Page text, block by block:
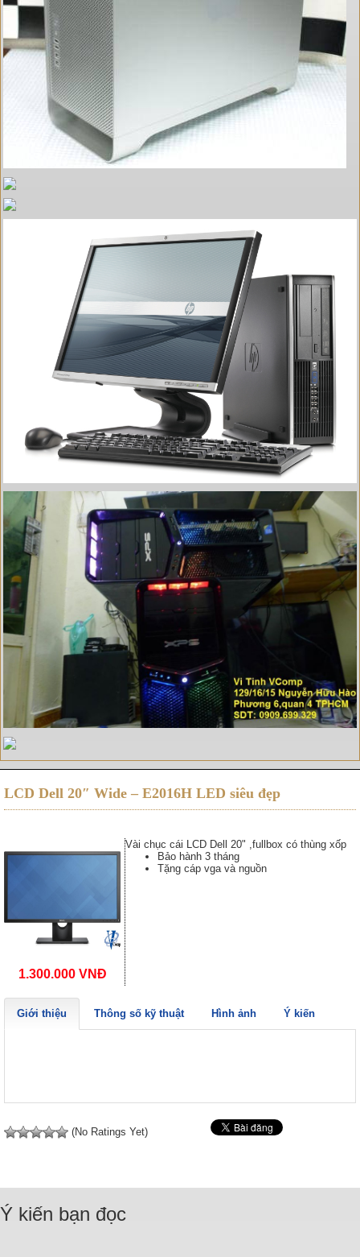
LCD Dell 20″ Wide – E2016H LED siêu đẹp
1.300.000 VNĐ
Vài chục cái LCD Dell 20" ,fullbox có thùng xốp
Bảo hành 3 tháng
Tặng cáp vga và nguồn
Giới thiệu Thông số kỹ thuật Hình ảnh Ý kiến
(No Ratings Yet)
Ý kiến bạn đọc